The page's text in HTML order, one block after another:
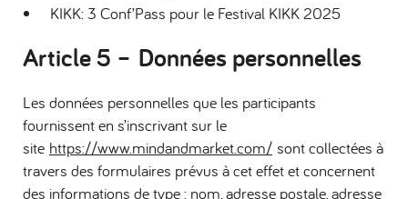
KIKK: 3 Conf’Pass pour le Festival KIKK 2025
Article 5 – Données personnelles
Les données personnelles que les participants
fournissent en s’inscrivant sur le
site https://www.mindandmarket.com/ sont collectées à
travers des formulaires prévus à cet effet et concernent
des informations de type : nom, adresse postale, adresse